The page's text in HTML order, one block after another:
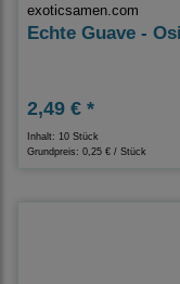
exoticsamen.com
Echte Guave -
2,49 € *
Inhalt: 10 Stück
Grundpreis: 0,25 € / Stück